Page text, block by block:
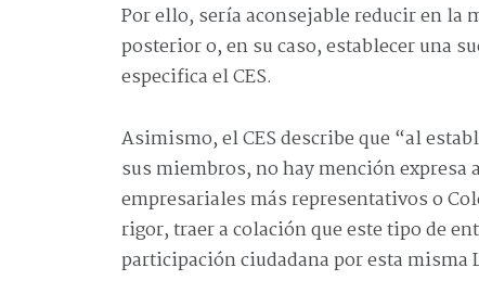
Por ello, sería aconsejable reducir en
posterior o, en su caso, establecer una
especifica el CES.
Asimismo, el CES describe que “al
sus miembros, no hay mención
empresariales más representativos o
rigor, traer a colación que este tipo de
participación ciudadana por esta misma